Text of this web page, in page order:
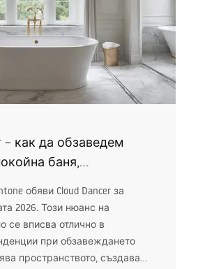
– как да обзаведем
баня,
2026 г.
обяви Cloud Dancer за
2026. Този нюанс на
се вписва отлично в
при обзавеждането
пространството, създава